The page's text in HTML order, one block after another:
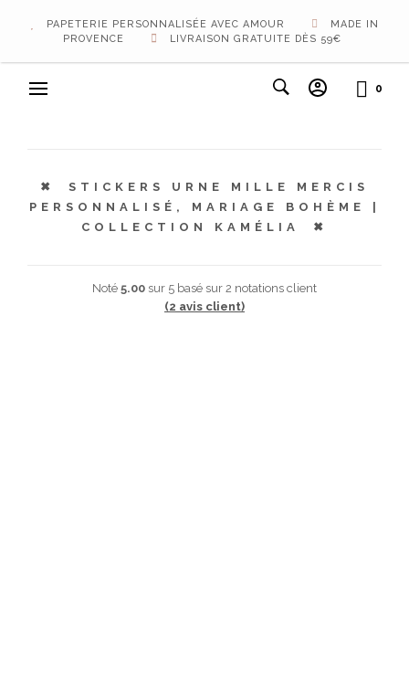
PAPETERIE PERSONNALISÉE AVEC AMOUR
MADE IN
PROVENCE
LIVRAISON GRATUITE DÈS 59€
0
STICKERS URNE MILLE MERCIS
PERSONNALISÉ, MARIAGE BOHÈME |
COLLECTION KAMÉLIA
Noté 5.00 sur 5 basé sur 2 notations client
(2 avis client)